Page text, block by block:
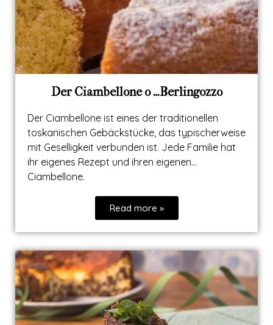
Der Ciambellone o …Berlingozzo
Der Ciambellone ist eines der traditionellen
toskanischen Gebäckstücke, das typischerweise
mit Geselligkeit verbunden ist. Jede Familie hat
ihr eigenes Rezept und ihren eigenen…
Ciambellone.
Read more »